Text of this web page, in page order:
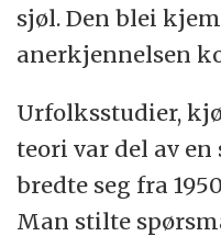
sjøl. Den blei
anerkjennelsen
Urfolksstudier,
teori var del av en
bredte seg fra
Man stilte